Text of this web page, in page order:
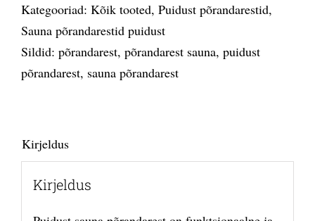
Kategooriad: Kõik tooted, Puidust põrandarestid,
Sauna põrandarestid puidust
Sildid: põrandarest, põrandarest sauna, puidust
põrandarest, sauna põrandarest
Kirjeldus
Kirjeldus